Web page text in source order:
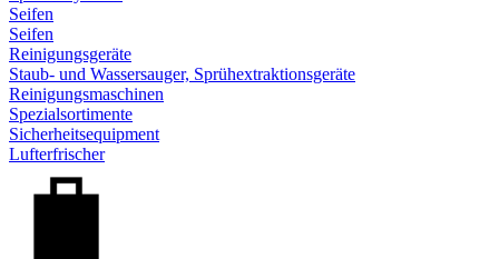
Seifen
Seifen
Reinigungsgeräte
Staub- und Wassersauger, Sprühextraktionsgeräte
Reinigungsmaschinen
Spezialsortimente
Sicherheitsequipment
Lufterfrischer